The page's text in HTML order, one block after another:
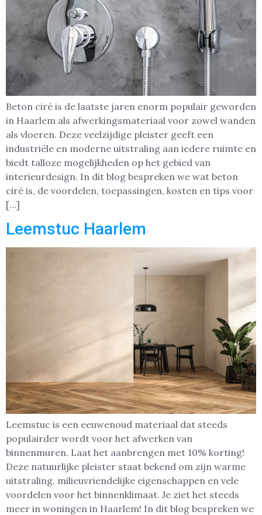
Beton ciré is de laatste jaren enorm populair geworden
in Haarlem als afwerkingsmateriaal voor zowel wanden
als vloeren. Deze veelzijdige pleister geeft een
industriële en moderne uitstraling aan iedere ruimte en
biedt talloze mogelijkheden op het gebied van
interieurdesign. In dit blog bespreken we wat beton
ciré is, de voordelen, toepassingen, kosten en tips voor
[…]
Leemstuc Haarlem
Leemstuc is een eeuwenoud materiaal dat steeds
populairder wordt voor het afwerken van
binnenmuren. Laat het aanbrengen met 10% korting!
Deze natuurlijke pleister staat bekend om zijn warme
uitstraling, milieuvriendelijke eigenschappen en vele
voordelen voor het binnenklimaat. Je ziet het steeds
meer in woningen in Haarlem! In dit blog bespreken we